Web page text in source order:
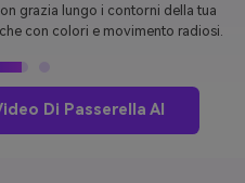
virali.
Di Passerella AI